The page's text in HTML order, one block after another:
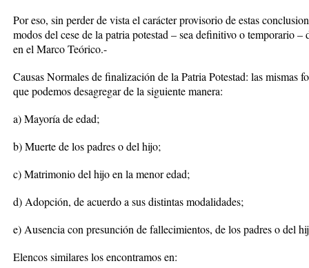
Por eso, sin perder de vista el carácter provisorio de estas
modos del cese de la patria potestad – sea definitivo o temporario
en el Marco Teórico.-
Causas Normales de finalización de la Patria Potestad: las mismas
que podemos desagregar de la siguiente manera:
a) Mayoría de edad;
b) Muerte de los padres o del hijo;
c) Matrimonio del hijo en la menor edad;
d) Adopción, de acuerdo a sus distintas modalidades;
e) Ausencia con presunción de fallecimientos, de los padres o del
Elencos similares los encontramos en: